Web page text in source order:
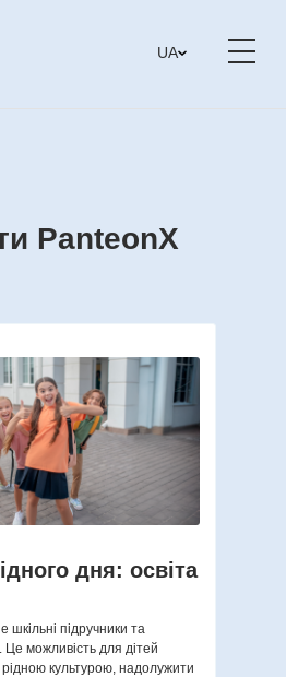
UA
PanteonX
дня: освіта
шкільні підручники та
можливість для дітей
рідною культурою, надолужити